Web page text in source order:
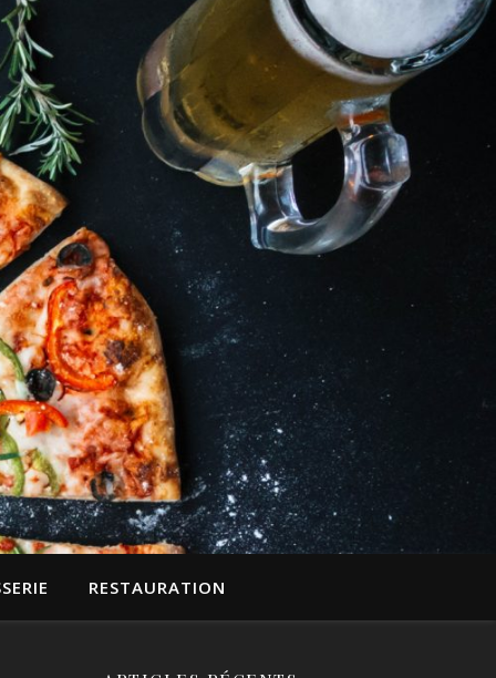
RESTAURATION